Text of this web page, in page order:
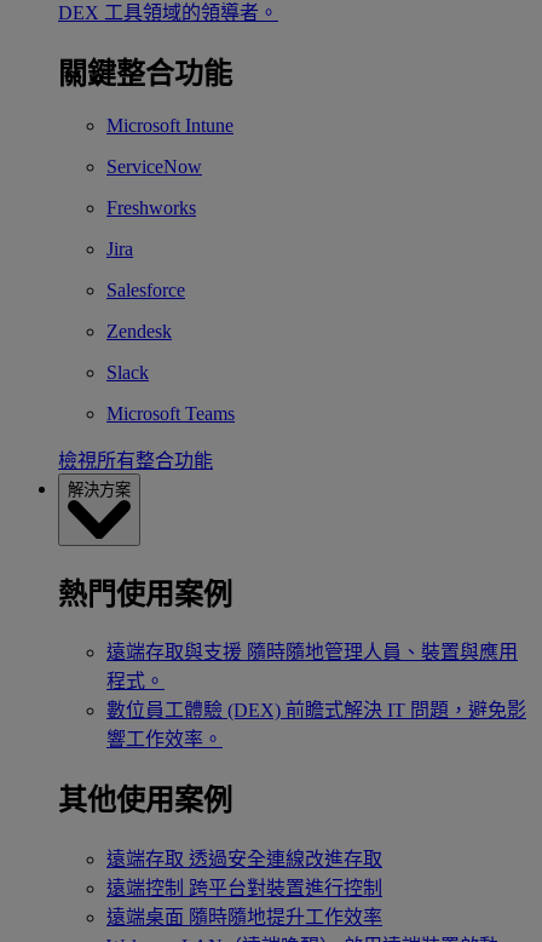
DEX 工具領域的領導者。
關鍵整合功能
Microsoft Intune
ServiceNow
Freshworks
Jira
Salesforce
Zendesk
Slack
Microsoft Teams
檢視所有整合功能
解決方案
熱門使用案例
遠端存取與支援 隨時隨地管理人員、裝置與應用
程式。
數位員工體驗 (DEX) 前瞻式解決 IT 問題，避免影
響工作效率。
其他使用案例
遠端存取 透過安全連線改進存取
遠端控制 跨平台對裝置進行控制
遠端桌面 隨時隨地提升工作效率